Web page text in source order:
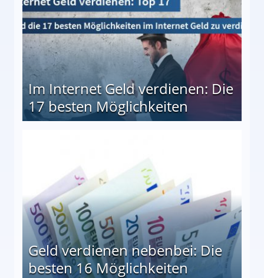
Im Internet Geld verdienen: Die
17 besten Möglichkeiten
Geld verdienen nebenbei: Die
besten 16 Möglichkeiten